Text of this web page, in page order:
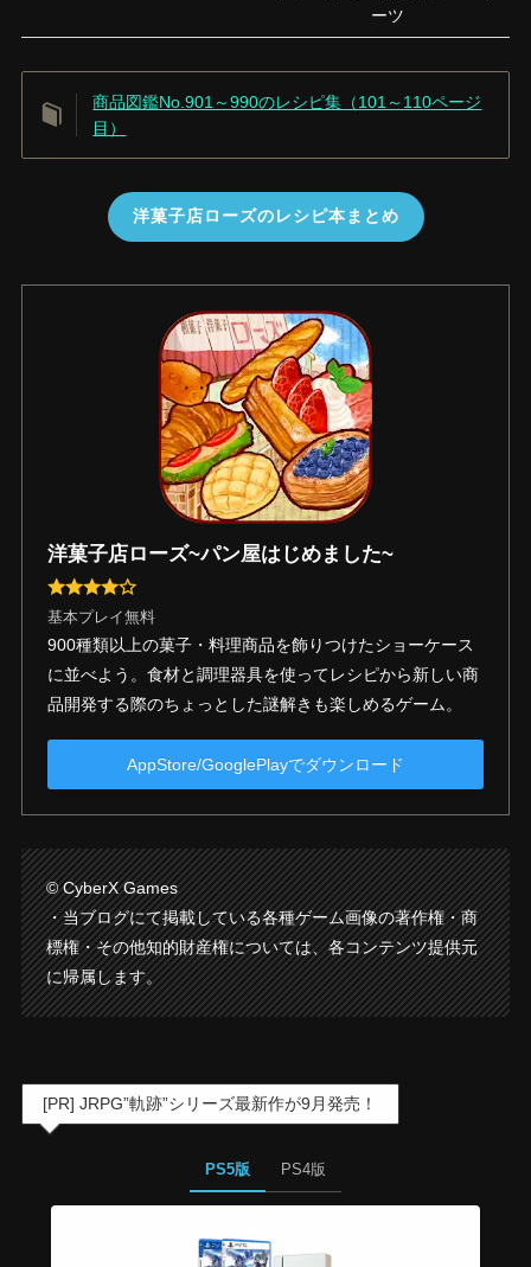
ーツ
商品図鑑No.901～990のレシピ集（101～110ページ
目）
洋菓子店ローズのレシピ本まとめ
洋菓子店ローズ~パン屋はじめました~
基本プレイ無料
900種類以上の菓子・料理商品を飾りつけたショーケース
に並べよう。食材と調理器具を使ってレシピから新しい商
品開発する際のちょっとした謎解きも楽しめるゲーム。
AppStore/GooglePlayでダウンロード
© CyberX Games
・当ブログにて掲載している各種ゲーム画像の著作権・商
標権・その他知的財産権については、各コンテンツ提供元
に帰属します。
[PR] JRPG”軌跡”シリーズ最新作が9月発売！
PS5版 PS4版